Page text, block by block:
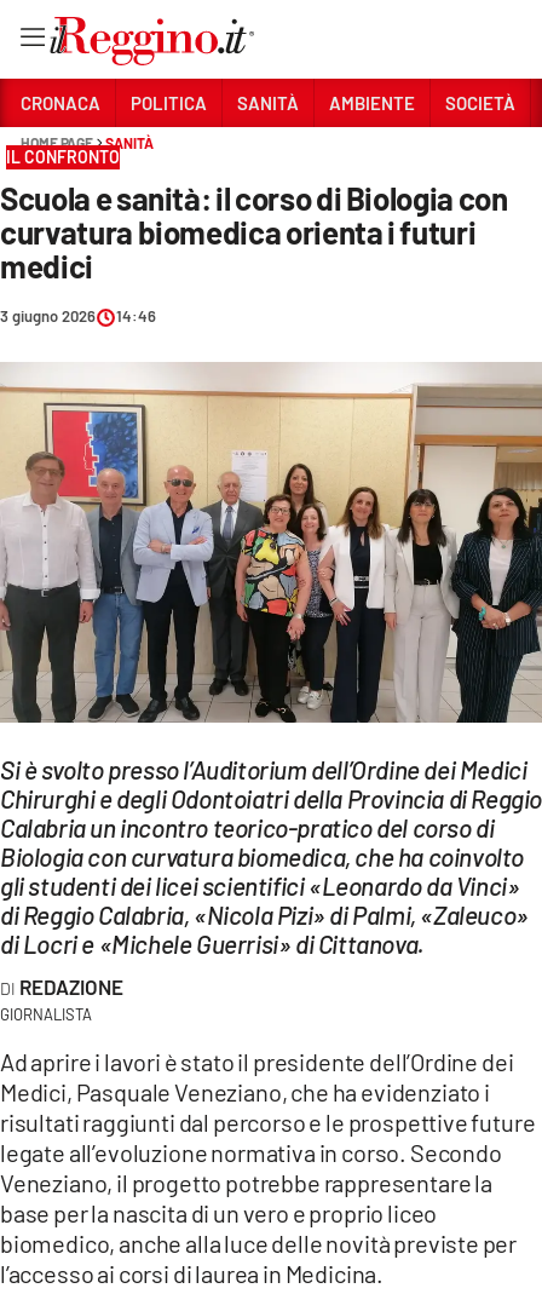
Sezioni
CRONACA
POLITICA
SANITÀ
AMBIENTE
SOCIETÀ
CULTURA
ECONOMIA E LAVORO
EVENTI
SPORT
Streaming
LAC NETWORK
LAC ONAIR
LaC
Network
LACTV.IT
LACONAIR.IT
LACITYMAG.IT
ILREGGINO.IT
COSENZACHANNEL.IT
ILVIBONESE.IT
CRONACA POLITICA SANITÀ AMBIENTE SOCIETÀ
HOME PAGE SANITÀ
IL CONFRONTO
Scuola e sanità: il corso di Biologia con
curvatura biomedica orienta i futuri
medici
3 giugno 2026 14:46
Si è svolto presso l’Auditorium dell’Ordine dei Medici
Chirurghi e degli Odontoiatri della Provincia di Reggio
Calabria un incontro teorico-pratico del corso di
Biologia con curvatura biomedica, che ha coinvolto
gli studenti dei licei scientifici «Leonardo da Vinci»
di Reggio Calabria, «Nicola Pizi» di Palmi, «Zaleuco»
di Locri e «Michele Guerrisi» di Cittanova.
REDAZIONE
GIORNALISTA
Ad aprire i lavori è stato il presidente dell’Ordine dei
Medici, Pasquale Veneziano, che ha evidenziato i
risultati raggiunti dal percorso e le prospettive future
legate all’evoluzione normativa in corso. Secondo
Veneziano, il progetto potrebbe rappresentare la
base per la nascita di un vero e proprio liceo
biomedico, anche alla luce delle novità previste per
l’accesso ai corsi di laurea in Medicina.